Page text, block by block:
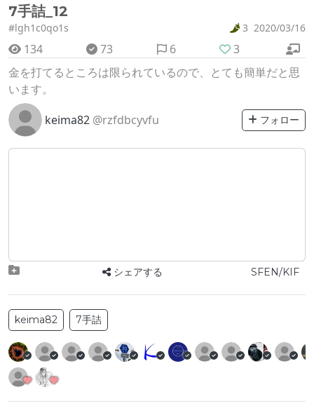
7手詰_12
#lgh1c0qo1s 3 2020/03/16
134 73 6
3
金を打てるところは限られているので、とても簡単だと思
います。
keima82 @rzfdbcyvfu フォロー
シェアする SFEN/KIF
keima82 7手詰